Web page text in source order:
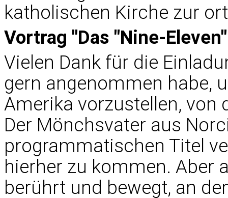
katholischen Kirche zur
Vortrag "Das "Nine-
Vielen Dank für die
gern angenommen habe,
Amerika vorzustellen, von
Der Mönchsvater aus
programmatischen Titel
hierher zu kommen. Aber
berührt und bewegt, an